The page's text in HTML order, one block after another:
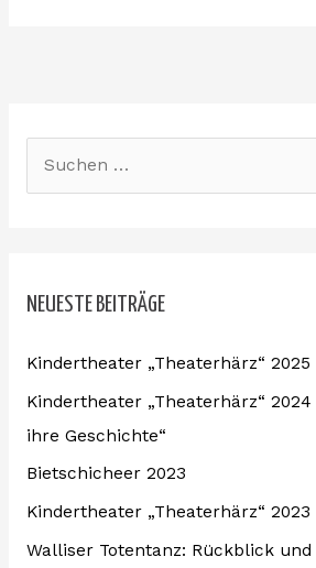
e
n
a
c
h
:
NEUESTE BEITRÄGE
Kindertheater „Theaterhärz“ 2025
Kindertheater „Theaterhärz“ 2024
ihre Geschichte“
Bietschicheer 2023
Kindertheater „Theaterhärz“ 2023
Walliser Totentanz: Rückblick